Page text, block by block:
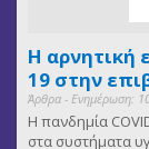
Η αρνητική
19 στην
Άρθρα - Ενημέρωση:
Η πανδημία
στα συστήματα